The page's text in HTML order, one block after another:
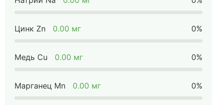
Цинк Zn 0.00 мг 0%
Медь Cu 0.00 мг 0%
Марганец Mn 0.00 мг 0%